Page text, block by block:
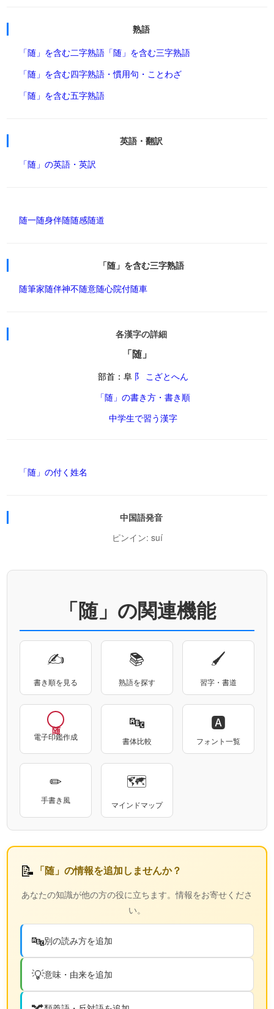
熟語
「随」を含む二字熟語 「随」を含む三字熟語
「随」を含む四字熟語・慣用句・ことわざ
「随」を含む五字熟語
英語・翻訳
「随」の英語・英訳
随一随身伴随随感随道
「随」を含む三字熟語
随筆家随伴神不随意随心院付随車
各漢字の詳細
「随」
部首：阜 阝 こざとへん
「随」の書き方・書き順
中学生で習う漢字
「随」の付く姓名
中国語発音
ピンイン: suí
「随」の関連機能
✍
書き順を見る
📚
熟語を探す
🖌
習字・書道
電子印鑑作成
🔤
書体比較
🅰
フォント一覧
✏
手書き風
🗺
マインドマップ
📝 「随」の情報を追加しませんか？
あなたの知識が他の方の役に立ちます。情報をお寄せくださ
い。
🔤別の読み方を追加
💡意味・由来を追加